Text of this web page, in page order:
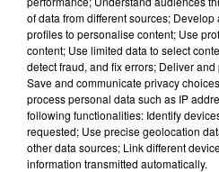
of data from different sources;
profiles to personalise content; Use
content; Use limited data to select
detect fraud, and fix errors; Deliver
Save and communicate privacy
process personal data such as IP
following functionalities: Identify
requested; Use precise geolocation
other data sources; Link different
information transmitted automatically.